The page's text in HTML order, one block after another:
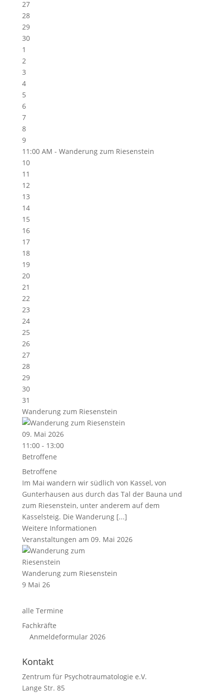
27
28
29
30
1
2
3
4
5
6
7
8
9
11:00 AM - Wanderung zum Riesenstein
10
11
12
13
14
15
16
17
18
19
20
21
22
23
24
25
26
27
28
29
30
31
Wanderung zum Riesenstein
09. Mai 2026
11:00 - 13:00
Betroffene
Betroffene
Im Mai wandern wir südlich von Kassel, von
Gunterhausen aus durch das Tal der Bauna und
zum Riesenstein, unter anderem auf dem
Kasselsteig. Die Wanderung [...]
Weitere Informationen
Veranstaltungen am 09. Mai 2026
Wanderung zum Riesenstein
9 Mai 26
alle Termine
Fachkräfte
Anmeldeformular 2026
Kontakt
Zentrum für Psychotraumatologie e.V.
Lange Str. 85